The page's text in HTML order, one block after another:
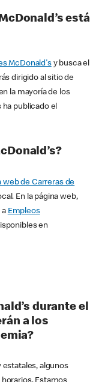
está
McDonald'sy busca el
dirigido al sitio de
la mayoría de los
ha publicado el
web de Carreras de
En la página web,
Empleos
en
durante el
a los
estatales, algunos